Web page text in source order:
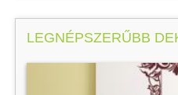
LEGNÉPSZERŰBB